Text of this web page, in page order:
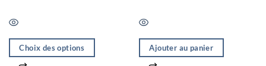
Choix des options
tension
Ajouter au panier